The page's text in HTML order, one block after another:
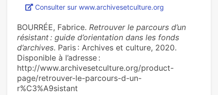
Consulter sur www.archivesetculture.org
BOURRÉE, Fabrice. Retrouver le parcours d’un
résistant : guide d’orientation dans les fonds
d’archives. Paris : Archives et culture, 2020.
Disponible à l’adresse :
http://www.archivesetculture.org/product-
page/retrouver-le-parcours-d-un-
r%C3%A9sistant